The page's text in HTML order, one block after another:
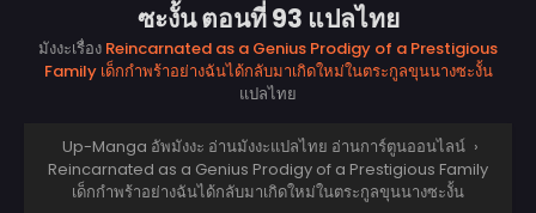
ซะงั้น ตอนที่ 93 แปลไทย
มังงะเรื่อง Reincarnated as a Genius Prodigy of a Prestigious
Family เด็กกำพร้าอย่างฉันได้กลับมาเกิดใหม่ในตระกูลขุนนางซะงั้น
แปลไทย
Up-Manga อัพมังงะ อ่านมังงะแปลไทย อ่านการ์ตูนออนไลน์ ›
Reincarnated as a Genius Prodigy of a Prestigious Family
เด็กกำพร้าอย่างฉันได้กลับมาเกิดใหม่ในตระกูลขุนนางซะงั้น